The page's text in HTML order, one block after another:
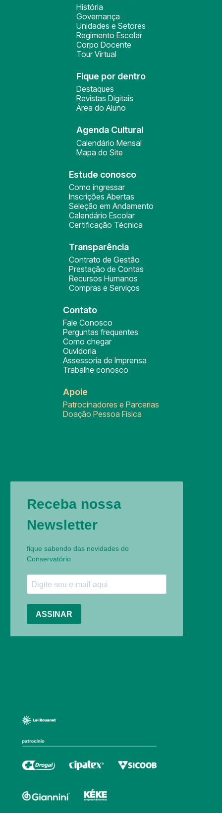
História
Governança
Unidades e Setores
Regimento Escolar
Corpo Docente
Tour Virtual
Fique por dentro
Destaques
Revistas Digitais
Área do Aluno
Agenda Cultural
Calendário Mensal
Mapa do Site
Estude conosco
Como ingressar
Inscrições Abertas
Seleção em Andamento
Calendário Escolar
Certificação Técnica
Transparência
Contrato de Gestão
Prestação de Contas
Recursos Humanos
Compras e Serviços
Contato
Fale Conosco
Perguntas frequentes
Como chegar
Ouvidoria
Assessoria de Imprensa
Trabalhe conosco
Apoie
Patrocinadores e Parcerias
Doação Pessoa Física